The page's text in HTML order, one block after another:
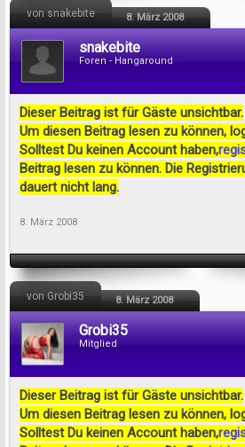
von snakebite 8. März 2008
snakebite
Foren - Hangaround
Dieser Beitrag ist für Gäste unsichtbar.
Um diesen Beitrag lesen zu können,
Solltest Du keinen Account haben,
Beitrag lesen zu können. Die
dauert nicht lang.
8. März 2008
von Grobi35 8. März 2008
Grobi35
Mitglied
Dieser Beitrag ist für Gäste unsichtbar.
Um diesen Beitrag lesen zu können,
Solltest Du keinen Account haben,